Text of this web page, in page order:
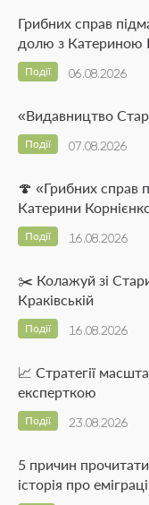
Грибних справ
долю з Катериною
06.08.2026
Події
«Видавництво
07.08.2026
Події
🍄 «Грибних справ
Катерини
16.08.2026
Події
✂️ Колажуй зі
Краківській
16.08.2026
Події
📈 Стратегії
експерткою
23.08.2026
Події
5 причин
історія про